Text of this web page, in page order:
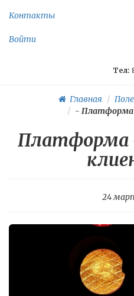
Контакты
Войти
Тел:
Главная
- Платформа
Платформа
24